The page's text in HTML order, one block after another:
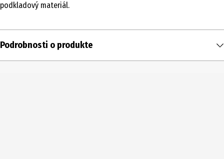
podkladový materiál.
Podrobnosti o produkte